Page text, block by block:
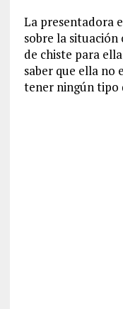
La presentadora
sobre la situación
de chiste para
saber que ella no
tener ningún tipo